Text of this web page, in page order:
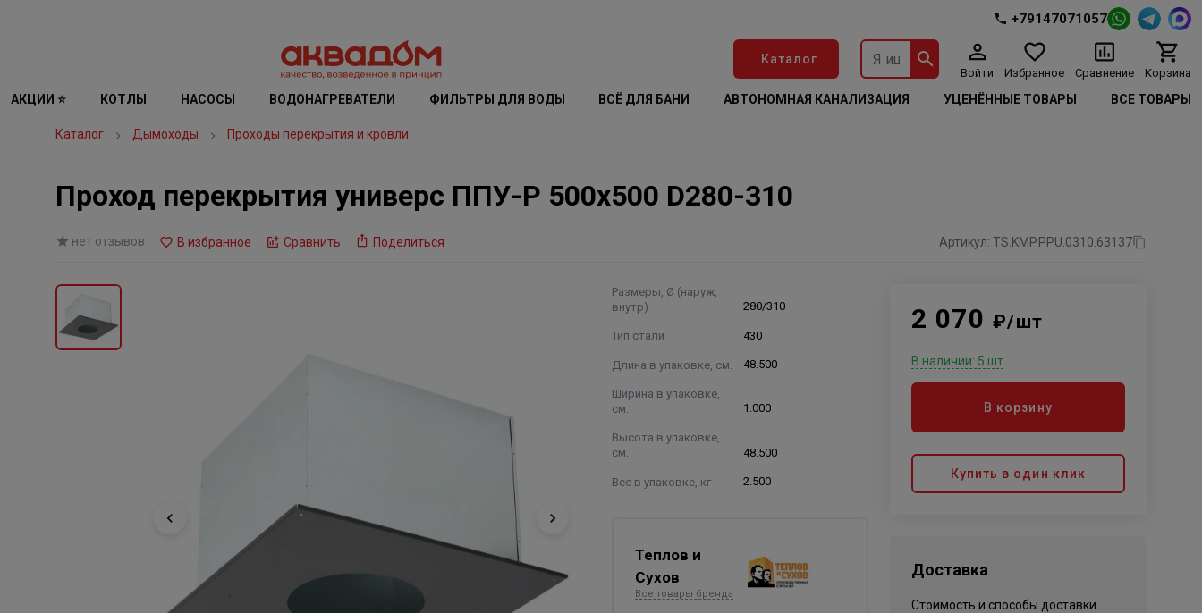
+79147071057
Каталог
Войти Избранное Сравнение Корзина
АКЦИИ ⭐ КОТЛЫ НАСОСЫ ВОДОНАГРЕВАТЕЛИ ФИЛЬТРЫ ДЛЯ ВОДЫ ВСЁ ДЛЯ БАНИ АВТОНОМНАЯ КАНАЛИЗАЦИЯ УЦЕНЁННЫЕ ТОВАРЫ ВСЕ ТОВАРЫ
Каталог Дымоходы Проходы перекрытия и кровли
Проход перекрытия универс ППУ-Р 500х500 D280-310
нет отзывов В избранное Сравнить Поделиться Артикул: TS.KMP.PPU.0310.63137
Размеры, Ø (наруж,
внутр)
280/310
Тип стали 430
Длина в упаковке, см. 48.500
Ширина в упаковке,
см.
1.000
Высота в упаковке,
см.
48.500
Вес в упаковке, кг 2.500
Теплов и
Сухов
Все товары бренда
2 070 ₽/шт
В наличии: 5 шт
В корзину
Купить в один клик
Доставка
Стоимость и способы доставки